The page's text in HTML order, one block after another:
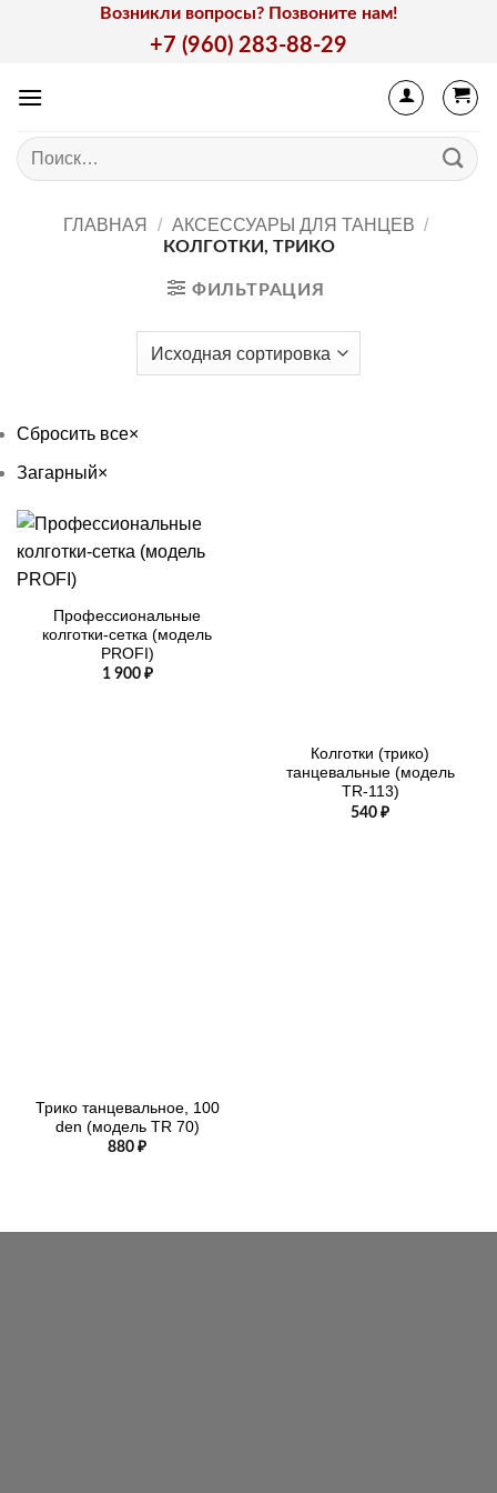
Возникли вопросы? Позвоните нам!
+7 (960) 283-88-29
Искать:
ГЛАВНАЯ / АКСЕССУАРЫ ДЛЯ ТАНЦЕВ /
КОЛГОТКИ, ТРИКО
ФИЛЬТРАЦИЯ
Сбросить все×
Загарный×
Профессиональные
колготки-сетка (модель
PROFI)
1 900 ₽
Колготки (трико)
танцевальные (модель
TR-113)
540 ₽
Трико танцевальное, 100
den (модель TR 70)
880 ₽